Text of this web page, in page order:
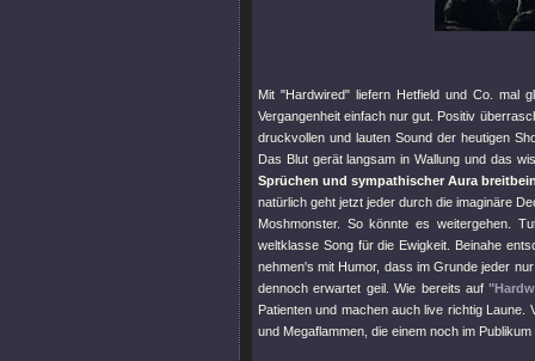
Mit "Hardwired" liefern Hetfield und Co. mal
Vergangenheit einfach nur gut. Positiv
druckvollen und lauten Sound der heutigen
Das Blut gerät langsam in Wallung und das
Sprüchen und sympathischer Aura
natürlich geht jetzt jeder durch die imaginäre
Moshmonster. So könnte es weitergehen.
weltklasse Song für die Ewigkeit. Beinahe
nehmen's mit Humor, dass im Grunde jeder
dennoch erwartet geil. Wie bereits auf
Patienten und machen auch live richtig Laune.
und Megaflammen, die einem noch im